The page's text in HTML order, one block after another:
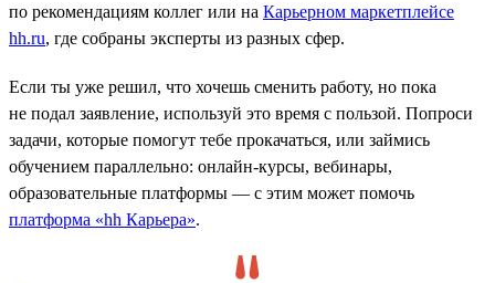
по рекомендациям коллег или на Карьерном маркетплейсе
hh.ru, где собраны эксперты из разных сфер.
Если ты уже решил, что хочешь сменить работу, но пока
не подал заявление, используй это время с пользой. Попроси
задачи, которые помогут тебе прокачаться, или займись
обучением параллельно: онлайн-курсы, вебинары,
образовательные платформы — с этим может помочь
платформа «hh Карьера».